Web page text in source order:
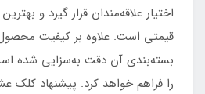
اختیار علاقه‌مندان قرار گیرد و
قیمتی است. علاوه بر کیفیت محصول
بسته‌بندی آن دقت به‌سزایی شده
را فراهم خواهد کرد. پیشنهاد کلک